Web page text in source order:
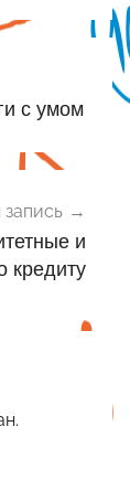
с умом
и
кредиту